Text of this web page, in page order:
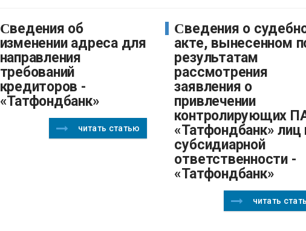
Сведения об
изменении адреса для
направления
требований
кредиторов -
«Татфондбанк»
читать статью
Сведения о судебном
акте, вынесенном
результатам
рассмотрения
заявления о
привлечении
контролирующих
«Татфондбанк» лиц
субсидиарной
ответственности -
«Татфондбанк»
читать